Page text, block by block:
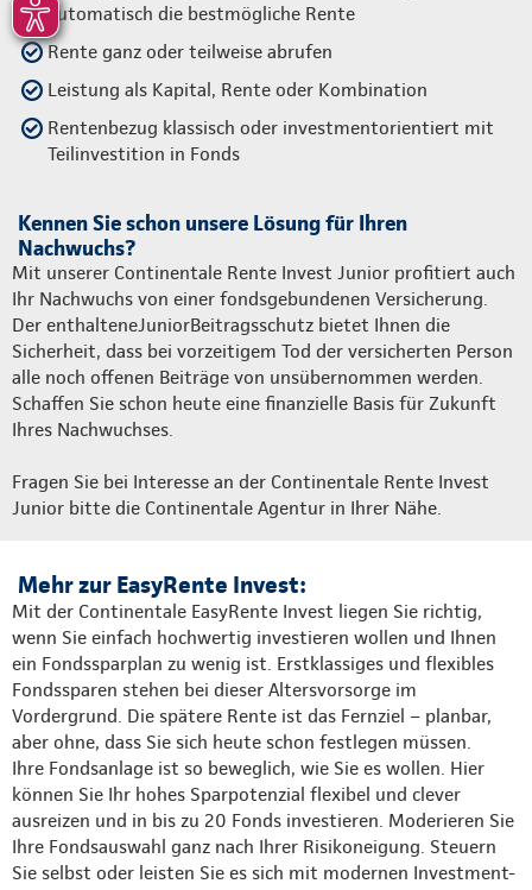
automatisch die bestmögliche Rente
Rente ganz oder teilweise abrufen
Leistung als Kapital, Rente oder Kombination
Rentenbezug klassisch oder investmentorientiert mit
Teilinvestition in Fonds
Kennen Sie schon unsere Lösung für Ihren
Nachwuchs?
Mit unserer Continentale Rente Invest Junior profitiert auch
Ihr Nachwuchs von einer fondsgebundenen Versicherung.
Der enthalteneJuniorBeitragsschutz bietet Ihnen die
Sicherheit, dass bei vorzeitigem Tod der versicherten Person
alle noch offenen Beiträge von unsübernommen werden.
Schaffen Sie schon heute eine finanzielle Basis für Zukunft
Ihres Nachwuchses.
Fragen Sie bei Interesse an der Continentale Rente Invest
Junior bitte die Continentale Agentur in Ihrer Nähe.
Mehr zur EasyRente Invest:
Mit der Continentale EasyRente Invest liegen Sie richtig,
wenn Sie einfach hochwertig investieren wollen und Ihnen
ein Fondssparplan zu wenig ist. Erstklassiges und flexibles
Fondssparen stehen bei dieser Altersvorsorge im
Vordergrund. Die spätere Rente ist das Fernziel – planbar,
aber ohne, dass Sie sich heute schon festlegen müssen.
Ihre Fondsanlage ist so beweglich, wie Sie es wollen. Hier
können Sie Ihr hohes Sparpotenzial flexibel und clever
ausreizen und in bis zu 20 Fonds investieren. Moderieren Sie
Ihre Fondsauswahl ganz nach Ihrer Risikoneigung. Steuern
Sie selbst oder leisten Sie es sich mit modernen Investment-